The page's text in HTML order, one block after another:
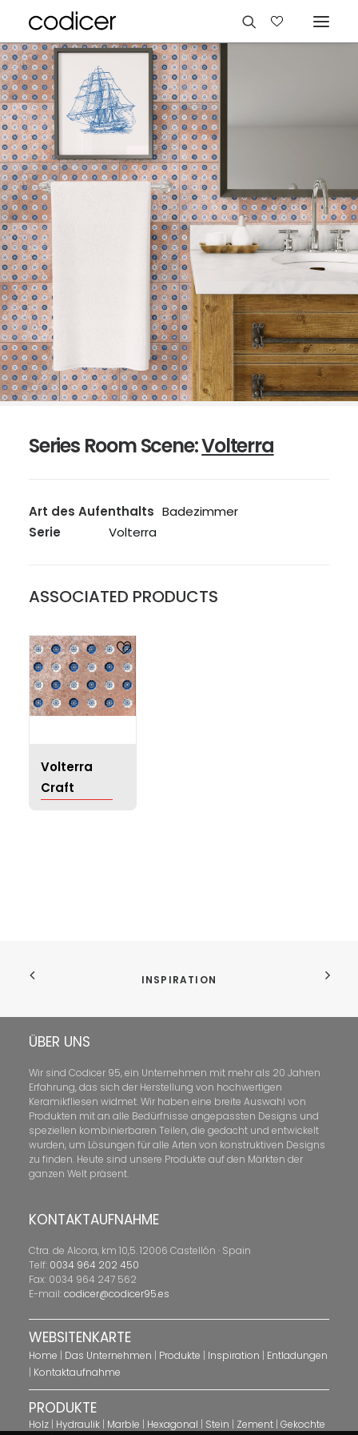
Sprachen
Series Room Scene:Volterra
Art des Aufenthalts Badezimmer
Serie
Volterra
ASSOCIATED PRODUCTS
Volterra
Craft
INSPIRATION
ÜBER UNS
Wir sind Codicer 95, ein Unternehmen mit mehr als 20 Jahren
Erfahrung, das sich der Herstellung von hochwertigen
Keramikfliesen widmet. Wir haben eine breite Auswahl von
Produkten mit an alle Bedürfnisse angepassten Designs und
speziellen kombinierbaren Teilen, die gedacht und entwickelt
wurden, um Lösungen für alle Arten von konstruktiven Designs
zu finden. Heute sind unsere Produkte auf den Märkten der
ganzen Welt präsent.
KONTAKTAUFNAHME
Ctra. de Alcora, km 10,5. 12006 Castellón · Spain
Telf: 0034 964 202 450
Fax: 0034 964 247 562
E-mail:codicer@codicer95.es
WEBSITENKARTE
Home | Das Unternehmen | Produkte | Inspiration | Entladungen
| Kontaktaufnahme
PRODUKTE
Holz | Hydraulik | Marble | Hexagonal | Stein | Zement | Gekochte